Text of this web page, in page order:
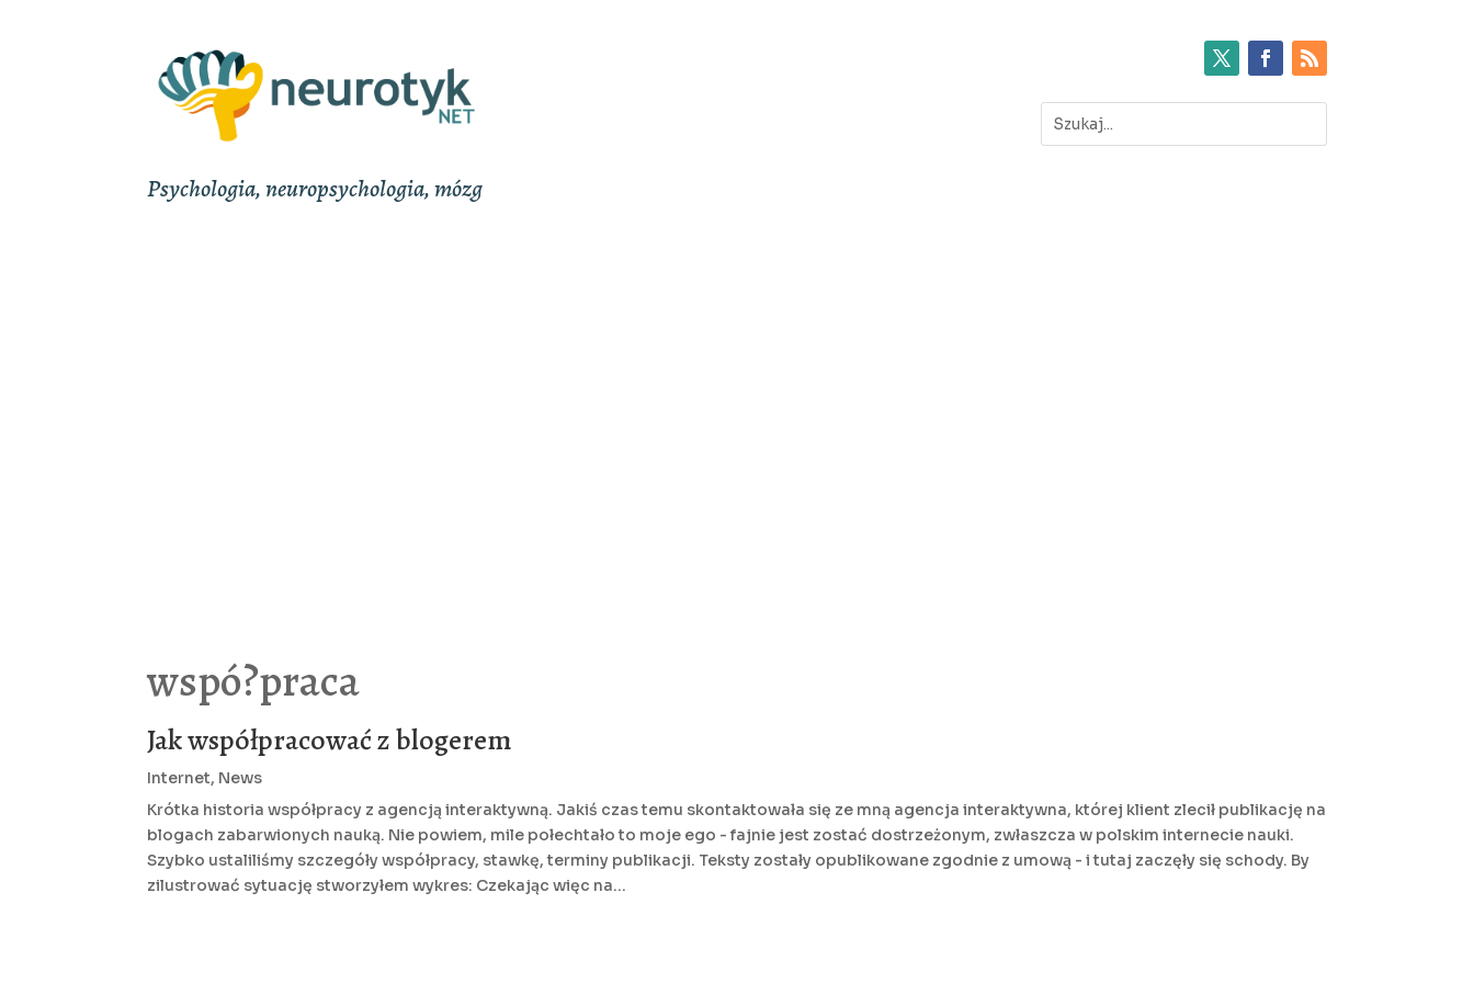
Psychologia, neuropsychologia, mózg
wspó?praca
Jak współpracować z blogerem
Internet, News
Krótka historia współpracy z agencją interaktywną. Jakiś czas temu skontaktowała się ze mną agencja interaktywna, której klient zlecił publikację na
blogach zabarwionych nauką. Nie powiem, mile połechtało to moje ego - fajnie jest zostać dostrzeżonym, zwłaszcza w polskim internecie nauki.
Szybko ustaliliśmy szczegóły współpracy, stawkę, terminy publikacji. Teksty zostały opublikowane zgodnie z umową - i tutaj zaczęły się schody. By
zilustrować sytuację stworzyłem wykres: Czekając więc na...